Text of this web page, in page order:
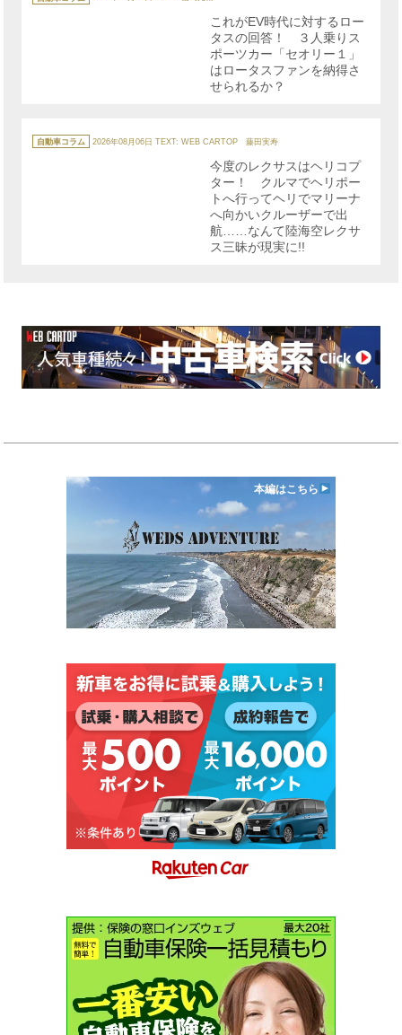
ゴ
これがEV時代に対するロー
タスの回答！ ３人乗りス
ポーツカー「セオリー１」
はロータスファンを納得さ
せられるか？
テ
ゴ
自動車コラム 2026年08月06日 TEXT: WEB CARTOP 藤田実寿
今度のレクサスはヘリコプ
ター！ クルマでヘリポー
トへ行ってヘリでマリーナ
へ向かいクルーザーで出
航……なんて陸海空レクサ
ス三昧が現実に!!
本編はこちら